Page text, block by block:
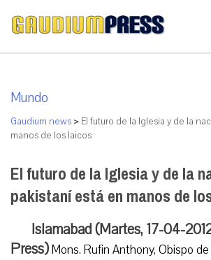
Mundo
Gaudium news > El futuro de la Iglesia y de la
manos de los laicos
El futuro de la Iglesia y de la
pakistaní está en manos de
Islamabad (Martes, 17-04-
Press)Mons. Rufin Anthony, Obispo